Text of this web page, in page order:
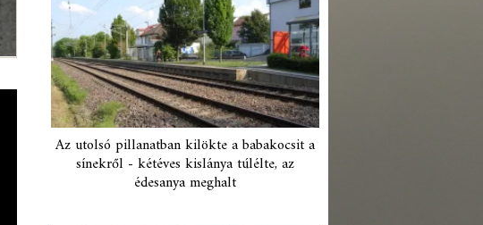
Az utolsó pillanatban kilökte a babakocsit a
sínekről - kétéves kislánya túlélte, az
édesanya meghalt